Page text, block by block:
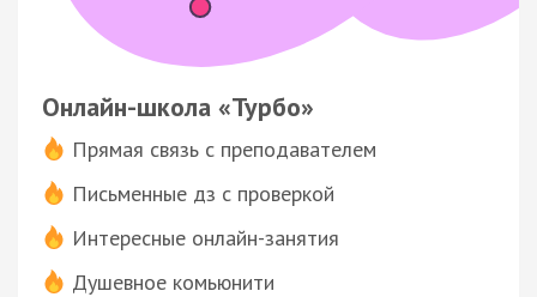
Онлайн-школа «Турбо»
Прямая связь с преподавателем
Письменные дз с проверкой
Интересные онлайн-занятия
Душевное комьюнити